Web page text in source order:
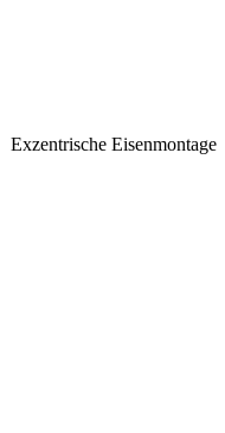
Exzentrische Eisenmontage